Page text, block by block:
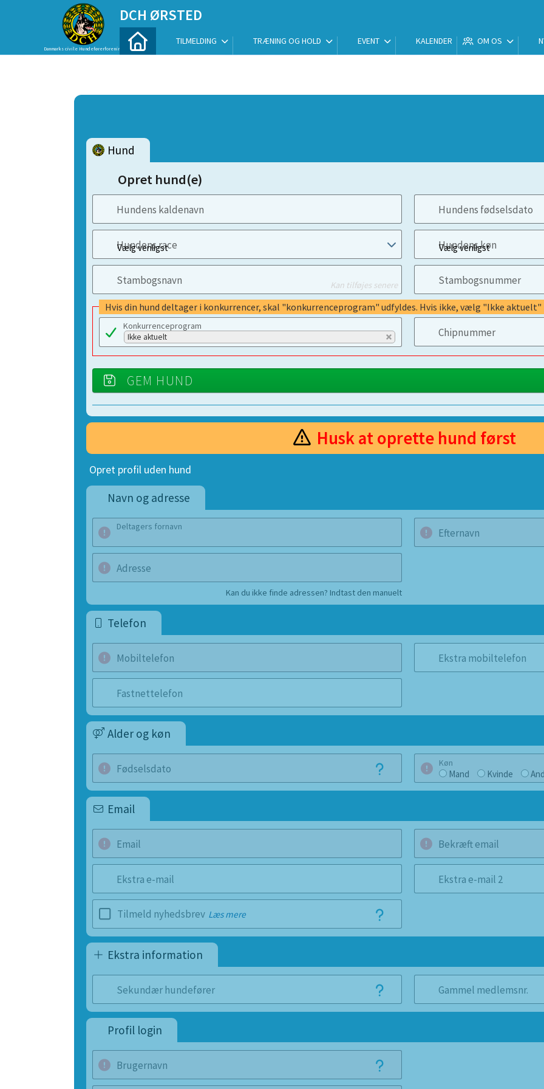
DCH ØRSTED
Danmarks civile Hundeførerforening
TILMELDING TRÆNING OG HOLD EVENT KALENDER OM OS
Hund
Opret hund(e)
Hundens kaldenavn Hundens fødselsdato
Vælg venligst
Hundens race Vælg venligst
Hundens køn
Stambogsnavn Kan tilføjes senere Stambogsnummer
Hvis din hund deltager i konkurrencer, skal "konkurrenceprogram" udfyldes. Hvis ikke, vælg "Ikke aktuelt"
Ikke aktuelt
Konkurrenceprogram Chipnummer
GEM HUND
Husk at oprette hund først
Opret profil uden hund
Navn og adresse
Deltagers fornavn Efternavn
Adresse
Kan du ikke finde adressen? Indtast den manuelt
Telefon
Mobiltelefon Ekstra mobiltelefon
Fastnettelefon
Alder og køn
Fødselsdato Køn
Mand Kvinde
Email
Email Bekræft email
Ekstra e-mail Ekstra e-mail 2
Tilmeld nyhedsbrev Læs mere
Ekstra information
Sekundær hundefører Gammel medlemsnr.
Profil login
Brugernavn